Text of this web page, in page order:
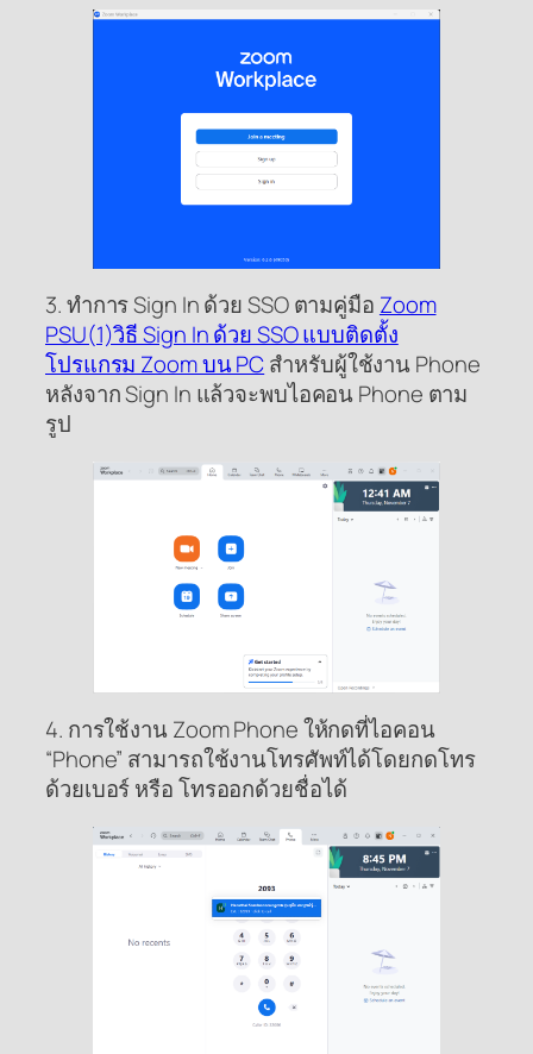
3. ทำการ Sign In ด้วย SSO ตามคู่มือ Zoom
PSU(1)วิธี Sign In ด้วย SSO แบบติดตั้ง
โปรแกรม Zoom บน PCสำหรับผู้ใช้งาน Phone
หลังจาก Sign In แล้วจะพบไอคอน Phone ตาม
รูป
4. การใช้งาน Zoom Phone ให้กดที่ไอคอน
“Phone” สามารถใช้งานโทรศัพท์ได้โดยกดโทร
ด้วยเบอร์ หรือ โทรออกด้วยชื่อได้